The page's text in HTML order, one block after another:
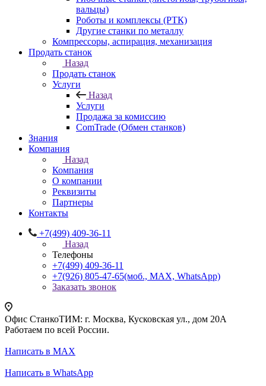
вальцы)
Роботы и комплексы (РТК)
Другие станки по металлу
Компрессоры, аспирация, механизация
Продать станок
Назад
Продать станок
Услуги
Назад
Услуги
Продажа за комиссию
ComTrade (Обмен станков)
Знания
Компания
Назад
Компания
О компании
Реквизиты
Партнеры
Контакты
+7(499) 409-36-11
Назад
Телефоны
+7(499) 409-36-11
+7(926) 805-47-65(моб., MAX, WhatsApp)
Заказать звонок
Офис СтанкоТИМ: г. Москва, Кусковская ул., дом 20А
Работаем по всей России.
Написать в MAX
Написать в WhatsApp